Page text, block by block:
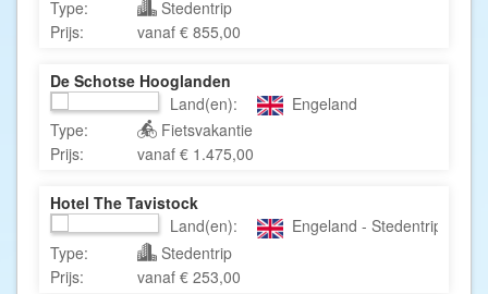
Type:
Stedentrip
Prijs:
vanaf € 855,00
De Schotse Hooglanden
Land(en):
Engeland
Type:
Fietsvakantie
Prijs:
vanaf € 1.475,00
Hotel The Tavistock
Land(en):
Engeland - Stedentrips
Type:
Stedentrip
Prijs:
vanaf € 253,00